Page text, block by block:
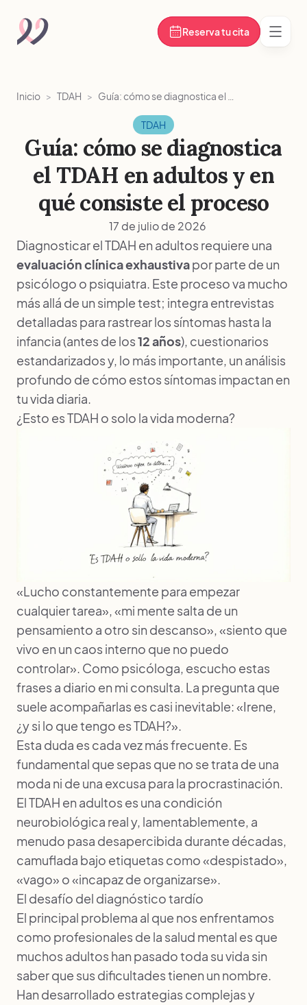
Reserva tu cita Abrir
Inicio > TDAH >
TDAH
Guía: cómo se diagnostica
el TDAH en adultos y en
qué consiste el proceso
17 de julio de 2026
Diagnosticar el TDAH en adultos requiere una
evaluación clínica exhaustivapor parte de un
psicólogo o psiquiatra. Este proceso va mucho
más allá de un simple test; integra entrevistas
detalladas para rastrear los síntomas hasta la
infancia (antes de los12 años), cuestionarios
estandarizados y, lo más importante, un análisis
profundo de cómo estos síntomas impactan en
tu vida diaria.
¿Esto es TDAH o solo la vida moderna?
«Lucho constantemente para empezar
cualquier tarea», «mi mente salta de un
pensamiento a otro sin descanso», «siento que
vivo en un caos interno que no puedo
controlar». Como psicóloga, escucho estas
frases a diario en mi consulta. La pregunta que
suele acompañarlas es casi inevitable: «Irene,
¿y si lo que tengo es TDAH?».
Esta duda es cada vez más frecuente. Es
fundamental que sepas que no se trata de una
moda ni de una excusa para la procrastinación.
El TDAH en adultos es una condición
neurobiológica real y, lamentablemente, a
menudo pasa desapercibida durante décadas,
camuflada bajo etiquetas como «despistado»,
«vago» o «incapaz de organizarse».
El desafío del diagnóstico tardío
El principal problema al que nos enfrentamos
como profesionales de la salud mental es que
muchos adultos han pasado toda su vida sin
saber que sus dificultades tienen un nombre.
Han desarrollado estrategias complejas y